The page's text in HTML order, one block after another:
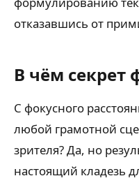
отказавшись от
В чём секрет
С фокусного
любой грамотной
зрителя? Да, но
настоящий кладезь